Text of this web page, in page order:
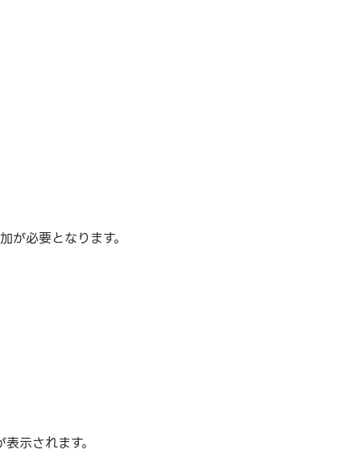
が必要となります。
示されます。